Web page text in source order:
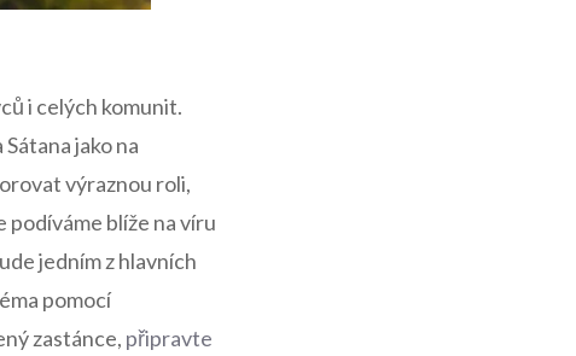
i celých komunit.
jako ‌na
výraznou roli,
blíže na víru
jedním z hlavních
pomocí
zastánce, připravte